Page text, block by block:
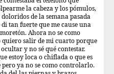
la cabeza y los pómulos,
de la semana pasada
tan fuerte que me cause una
Ahora no se como
salir de mi cuarto porque
y no sé qué contestar.
estoy loca o chiflada o que es
ya no se como controlarlo.